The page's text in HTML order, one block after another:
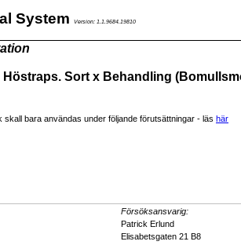
System Version: 1.1.9684.19810
Höstraps. Sort x Behandling
skall bara användas under följande förutsättningar - läs här
Försöksansvarig:
Patrick Erlund
Elisabetsgaten 21 B8